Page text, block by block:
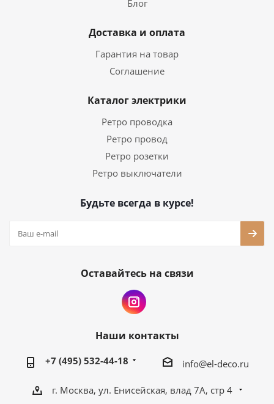
Блог
Доставка и оплата
Гарантия на товар
Соглашение
Каталог электрики
Ретро проводка
Ретро провод
Ретро розетки
Ретро выключатели
Будьте всегда в курсе!
Оставайтесь на связи
Наши контакты
+7 (495) 532-44-18 info@el-deco.ru
г. Москва, ул. Енисейская, влад 7А, стр 4